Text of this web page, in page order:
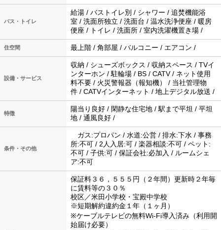
バス・トイレ
給湯 / バストイレ別 / シャワー / 追焚機能浴
室 / 洗面所独立 / 洗面台 / 温水洗浄便座 / 暖房
便座 / トイレ / 洗面所 / 室内洗濯機置き場 /
住空間 最上階 / 角部屋 / バルコニー / エアコン /
設備・サービス
収納 / シューズボックス / 収納スペース / TVイ
ンターホン / 駐輪場 / BS / CATV / ネット使用
料不要 / 火災警報器（報知機） / 当社管理物
件 / CATVインターネット / 地上デジタル放送 /
特徴
陽当り良好 / 閑静な住宅地 / 駅まで平坦 / 平坦
地 / 通風良好 /
条件・その他
ガス:プロパン / 水道:公営 / 排水:下水 / 事務
所:不可 / 2人入居:可 / 楽器相談:不可 / ペット:
不可 / 子供:可 / 保証会社:必加入 / ルームシェ
ア:不可
保証料３６，５５５円（２年間）更新時２年毎
に賃料等の３０％
校区／米田小学校・宝殿中学校
※短期解約違約金１年（１ヶ月）
※ケーブルテレビの無料Wi-Fi導入済み（利用開
始届け必要）